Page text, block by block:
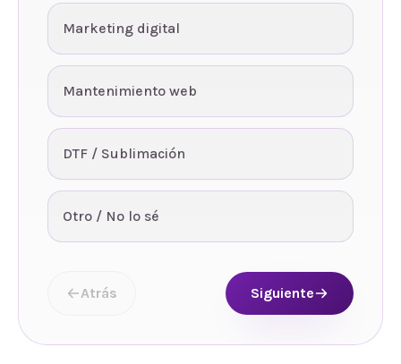
Marketing digital
Mantenimiento web
DTF / Sublimación
Otro / No lo sé
Atrás Siguiente